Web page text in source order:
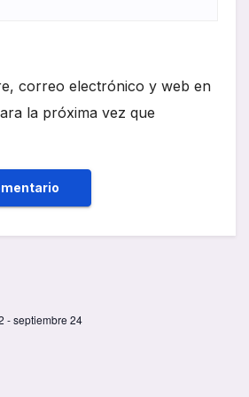
correo electrónico y web en
la próxima vez que
-septiembre 24